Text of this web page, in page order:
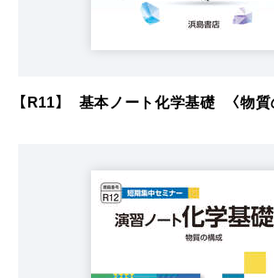
【R11】 基本ノート化学基礎 〈物質